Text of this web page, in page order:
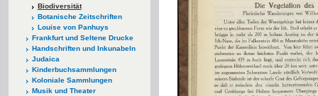
Biodiversität
Botanische Zeitschriften
Louise von Panhuys
Frankfurt und Seltene Drucke
Handschriften und Inkunabeln
Judaica
Kinderbuchsammlungen
Koloniale Sammlungen
Musik und Theater